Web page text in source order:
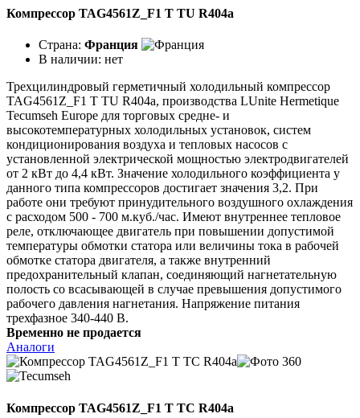
Компрессор TAG4561Z_F1 T TU R404a
Страна: Франция
В наличии: нет
Трехцилиндровый герметичный холодильный компрессор
TAG4561Z_F1 T TU R404a, производства LUnite Hermetique
Tecumseh Europe для торговых средне- и
высокотемпературных холодильных установок, систем
кондиционирования воздуха и тепловых насосов с
установленной электрической мощностью электродвигателей
от 2 кВт до 4,4 кВт. Значение холодильного коэффициента у
данного типа компрессоров достигает значения 3,2. При
работе они требуют принудительного воздушного охлаждения
с расходом 500 - 700 м.куб./час. Имеют внутреннее тепловое
реле, отключающее двигатель при повышении допустимой
температуры обмотки статора или величины тока в рабочей
обмотке статора двигателя, а также внутренний
предохранительный клапан, соединяющий нагнетательную
полость со всасывающей в случае превышения допустимого
рабочего давления нагнетания. Напряжение питания
трехфазное 340-440 В.
Временно не продается
Аналоги
Компрессор TAG4561Z_F1 T TC R404a